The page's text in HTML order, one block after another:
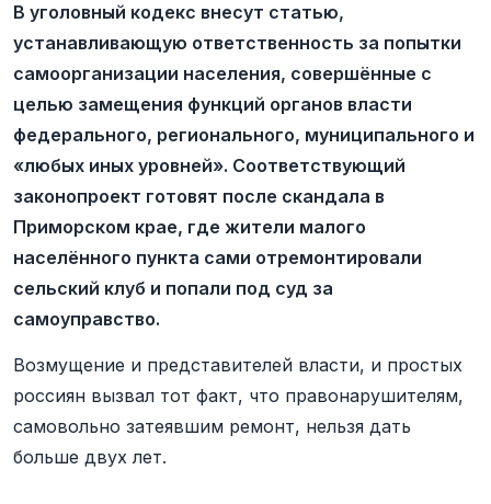
В уголовный кодекс внесут статью,
устанавливающую ответственность за попытки
самоорганизации населения, совершённые с
целью замещения функций органов власти
федерального, регионального, муниципального и
«любых иных уровней». Соответствующий
законопроект готовят после скандала в
Приморском крае, где жители малого
населённого пункта сами отремонтировали
сельский клуб и попали под суд за
самоуправство.
Возмущение и представителей власти, и простых
россиян вызвал тот факт, что правонарушителям,
самовольно затеявшим ремонт, нельзя дать
больше двух лет.